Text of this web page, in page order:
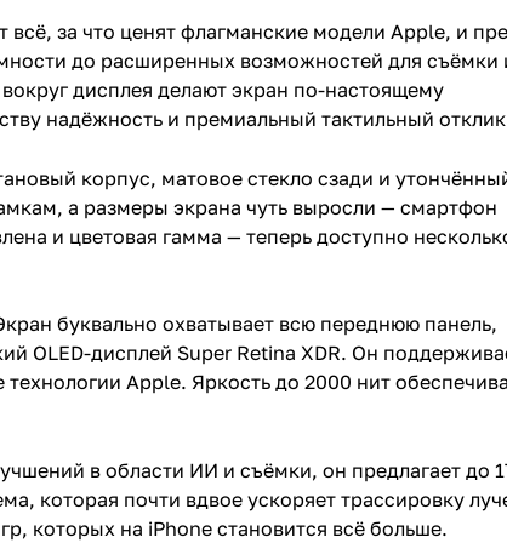
за что ценят флагманские модели Apple, и
до расширенных возможностей для съёмки
дисплея делают экран по-настоящему
надёжность и премиальный тактильный
корпус, матовое стекло сзади и
а размеры экрана чуть выросли — смартфон
и цветовая гамма — теперь доступно
буквально охватывает всю переднюю панель,
OLED-дисплей Super Retina XDR. Он
Apple. Яркость до 2000 нит
в области ИИ и съёмки, он предлагает до
которая почти вдвое ускоряет трассировку
которых на iPhone становится всё больше.